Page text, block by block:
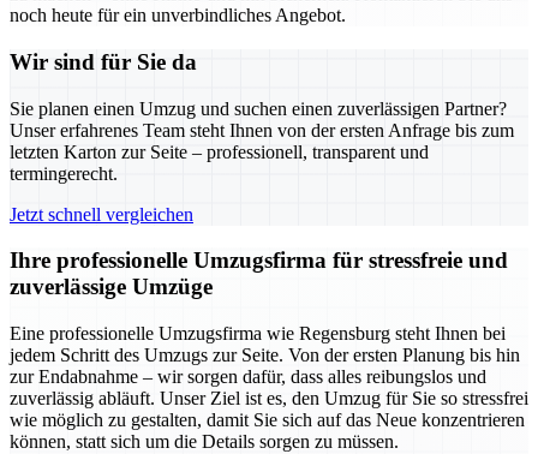
noch heute für ein unverbindliches Angebot.
Wir sind für Sie da
Sie planen einen Umzug und suchen einen zuverlässigen Partner?
Unser erfahrenes Team steht Ihnen von der ersten Anfrage bis zum
letzten Karton zur Seite – professionell, transparent und
termingerecht.
Jetzt schnell vergleichen
Ihre professionelle Umzugsfirma für stressfreie und
zuverlässige Umzüge
Eine professionelle Umzugsfirma wie Regensburg steht Ihnen bei
jedem Schritt des Umzugs zur Seite. Von der ersten Planung bis hin
zur Endabnahme – wir sorgen dafür, dass alles reibungslos und
zuverlässig abläuft. Unser Ziel ist es, den Umzug für Sie so stressfrei
wie möglich zu gestalten, damit Sie sich auf das Neue konzentrieren
können, statt sich um die Details sorgen zu müssen.